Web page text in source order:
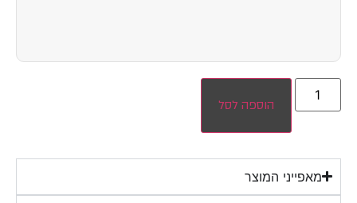
הוספה לסל
מאפייני המוצר